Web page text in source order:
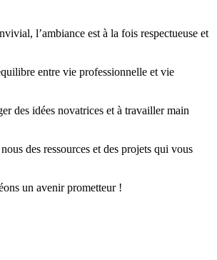
l’ambiance est à la fois respectueuse et
entre vie professionnelle et vie
des idées novatrices et à travailler main
des ressources et des projets qui vous
un avenir prometteur !